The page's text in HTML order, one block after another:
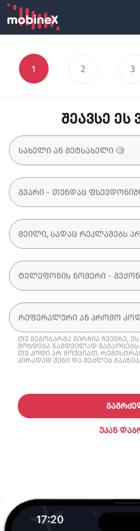
1 2 3
შეავსე ეს
თუ მეგობარმა გირჩია ჩვენზე,
მოხდება ნამდვილად
თუ კოდი არ მოუციათ,
პირადად შენი და შეძლებ
ᲣᲙᲐᲜ